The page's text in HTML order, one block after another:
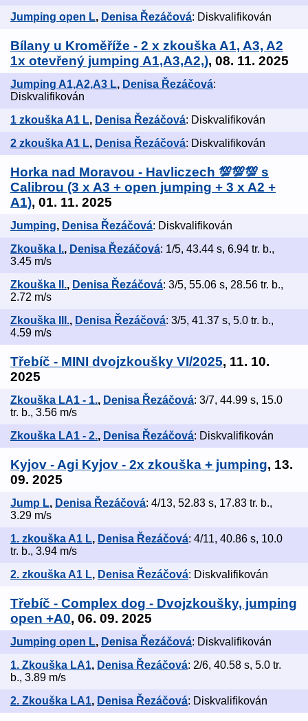
Jumping open L, Denisa Řezáčová: Diskvalifikován
Bílany u Kroměříže - 2 x zkouška A1, A3, A2
1x otevřený jumping A1,A3,A2,), 08. 11. 2025
Jumping A1,A2,A3 L, Denisa Řezáčová:
Diskvalifikován
1 zkouška A1 L, Denisa Řezáčová: Diskvalifikován
2 zkouška A1 L, Denisa Řezáčová: Diskvalifikován
Horka nad Moravou - Havliczech 💯💯💯 s
Calibrou (3 x A3 + open jumping + 3 x A2 +
A1), 01. 11. 2025
Jumping, Denisa Řezáčová: Diskvalifikován
Zkouška I., Denisa Řezáčová: 1/5, 43.44 s, 6.94 tr. b.,
3.45 m/s
Zkouška II., Denisa Řezáčová: 3/5, 55.06 s, 28.56 tr. b.,
2.72 m/s
Zkouška III., Denisa Řezáčová: 3/5, 41.37 s, 5.0 tr. b.,
4.59 m/s
Třebíč - MINI dvojzkoušky VI/2025, 11. 10.
2025
Zkouška LA1 - 1., Denisa Řezáčová: 3/7, 44.99 s, 15.0
tr. b., 3.56 m/s
Zkouška LA1 - 2., Denisa Řezáčová: Diskvalifikován
Kyjov - Agi Kyjov - 2x zkouška + jumping, 13.
09. 2025
Jump L, Denisa Řezáčová: 4/13, 52.83 s, 17.83 tr. b.,
3.29 m/s
1. zkouška A1 L, Denisa Řezáčová: 4/11, 40.86 s, 10.0
tr. b., 3.94 m/s
2. zkouška A1 L, Denisa Řezáčová: Diskvalifikován
Třebíč - Complex dog - Dvojzkoušky, jumping
open +A0, 06. 09. 2025
Jumping open L, Denisa Řezáčová: Diskvalifikován
1. Zkouška LA1, Denisa Řezáčová: 2/6, 40.58 s, 5.0 tr.
b., 3.89 m/s
2. Zkouška LA1, Denisa Řezáčová: Diskvalifikován